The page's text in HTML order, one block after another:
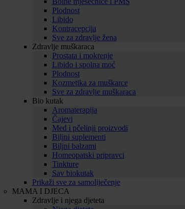
Plodnost
Libido
Kontracepcija
Sve za zdravlje žena
Zdravlje muškaraca
Prostata i mokrenje
Libido i spolna moć
Plodnost
Kozmetika za muškarce
Sve za zdravlje muškaraca
Bio kutak
Aromaterapija
Čajevi
Med i pčelinji proizvodi
Biljni suplementi
Biljni balzami
Homeopatski pripravci
Tinkture
Sav biokutak
Prikaži sve za samoliječenje
MAMA I DJECA
Zdravlje i njega djeteta